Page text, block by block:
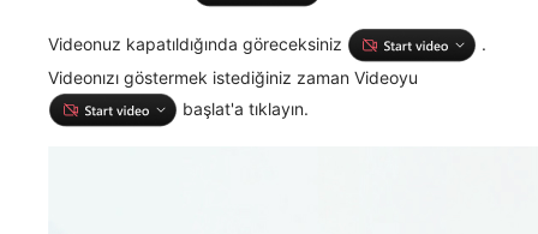
Videonuz kapatıldığında göreceksiniz
.
Videonızı göstermek istediğiniz zaman Videoyu
başlat'a tıklayın.